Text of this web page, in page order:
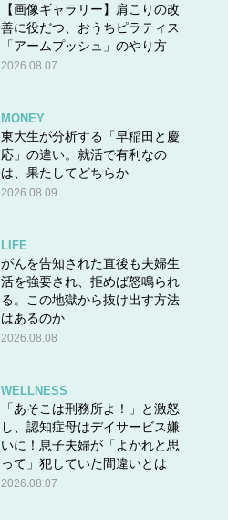
【画像ギャラリー】肩こりの改
善に役だつ、おうちピラティス
「アームプッシュ」のやり方
2026.08.07
MONEY
東大生が分析する「早稲田と慶
応」の違い。就活で有利なの
は、果たしてどちらか
2026.08.09
LIFE
がんを告知された直後も夫婦生
活を強要され、拒めば怒鳴られ
る。この地獄から抜け出す方法
はあるのか
2026.08.08
WELLNESS
「あそこは刑務所よ！」と激怒
し、認知症母はデイサービス嫌
いに！息子夫婦が「よかれと思
って」犯していた間違いとは
2026.08.07